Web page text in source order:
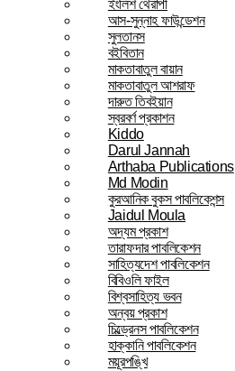
ইংলিশ থেরাপী
আস-সুন্নাহ ফাউন্ডেশন
সুলতানস
বইবিতান
মাকতাবাতুল বায়ান
মাকতাবাতুল আশরাফ
দারুত তিবইয়ান
স্বরবর্ণ প্রকাশন
Kiddo
Darul Jannah
Arthaba Publications
Md Modin
কুরআনিক বুকস পাবলিকেশন্স
Jaidul Moula
অদ্যম প্রকাশ
তারাফদার পাবলিকেশন
সাহিত্যদেশ পাবলিকেশন
বিবিওলি ফাইল
বিশ্বসাহিত্য ভবন
অন্বয় প্রকাশ
চিল্ড্রেনস পাবলিকেশন
হাক্কানি পাবলিকেশন
ময়ূরপঙ্খি